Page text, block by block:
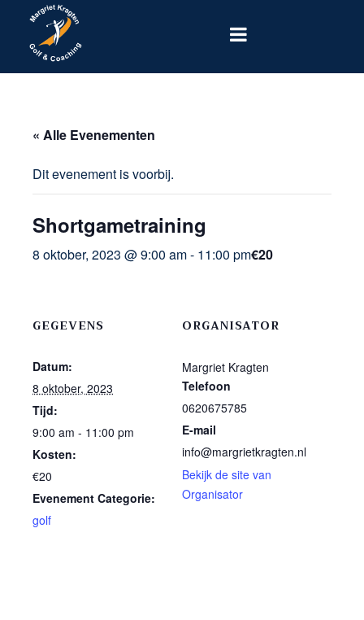
« Alle Evenementen
Dit evenement is voorbij.
Shortgametraining
8 oktober, 2023 @ 9:00 am- 11:00 pm€20
GEGEVENS
Datum:
8 oktober, 2023
Tijd:
9:00 am - 11:00 pm
Kosten:
€20
Evenement Categorie:
golf
ORGANISATOR
Margriet Kragten
Telefoon
0620675785
E-mail
info@margrietkragten.nl
Bekijk de site van
Organisator